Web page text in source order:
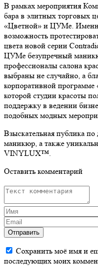
В рамках мероприятия
бара в элитных торговых
«Цветной» и ЦУМе.
возможность
цвета новой серии
ЦУМе безупречный
профессионалы салона
выбраны не случайно, а
корпоративной программе
которой студии красоты
поддержку в ведении
подобных модных
Взыскательная публика
маникюр, а также
VINYLUX™.
Оставить комментарий
Отправить
Сохранить моё имя и
последующих моих